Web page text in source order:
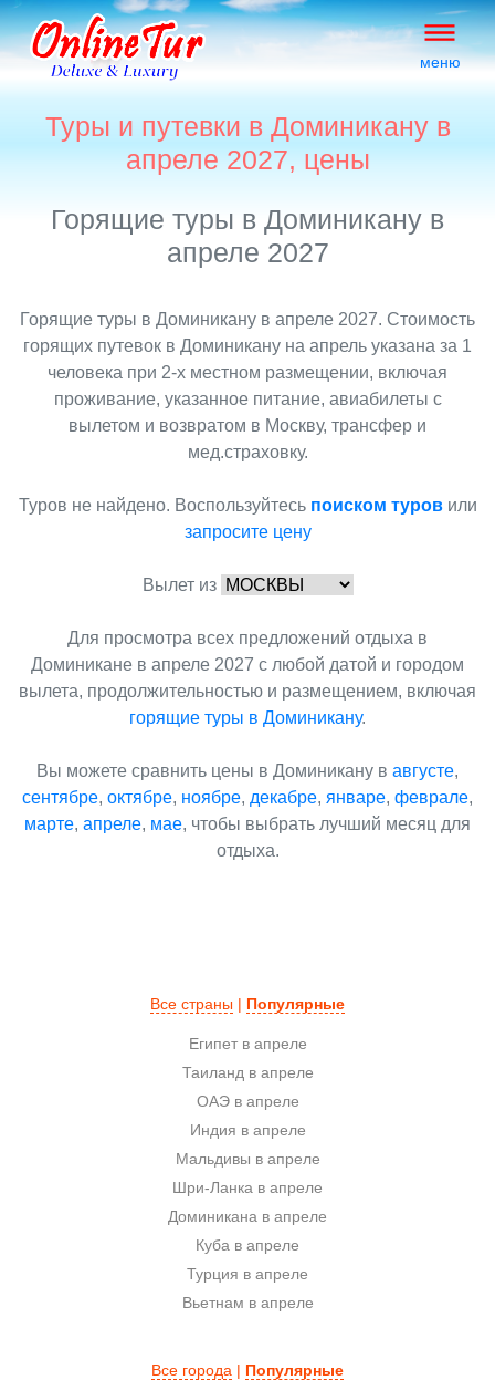
меню
Туры и путевки в Доминикану в
апреле 2027, цены
Горящие туры в Доминикану в
апреле 2027
Горящие туры в Доминикану в апреле 2027. Стоимость
горящих путевок в Доминикану на апрель указана за 1
человека при 2-х местном размещении, включая
проживание, указанное питание, авиабилеты с
вылетом и возвратом в Москву, трансфер и
мед.страховку.
Туров не найдено. Воспользуйтесь поиском туровили
запросите цену
Вылет из
Для просмотра всех предложений отдыха в
Доминикане в апреле 2027 с любой датой и городом
вылета, продолжительностью и размещением, включая
горящие туры в Доминикану.
Вы можете сравнить цены в Доминикану в августе,
сентябре, октябре, ноябре, декабре, январе, феврале,
марте, апреле, мае, чтобы выбрать лучший месяц для
отдыха.
Все страны | Популярные
Египет в апреле
Таиланд в апреле
ОАЭ в апреле
Индия в апреле
Мальдивы в апреле
Шри-Ланка в апреле
Доминикана в апреле
Куба в апреле
Турция в апреле
Вьетнам в апреле
Все города | Популярные